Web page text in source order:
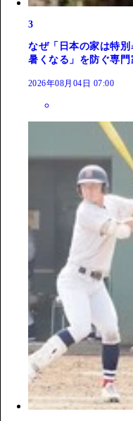
3
なぜ「日本の家は特
暑くなる」を防ぐ専
2026年08月04日 07:00